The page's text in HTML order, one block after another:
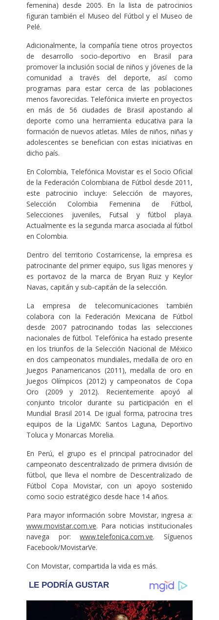
femenina) desde 2005. En la lista de patrocinios
figuran también el Museo del Fútbol y el Museo de
Pelé.
Adicionalmente, la compañía tiene otros proyectos
de desarrollo socio-deportivo en Brasil para
promover la inclusión social de niños y jóvenes de la
comunidad a través del deporte, así como
programas para estar cerca de las poblaciones
menos favorecidas. Telefónica invierte en proyectos
en más de 56 ciudades de Brasil apostando al
deporte como una herramienta educativa para la
formación de nuevos atletas. Miles de niños, niñas y
adolescentes se benefician con estas iniciativas en
dicho país.
En Colombia, Telefónica Movistar es el Socio Oficial
de la Federación Colombiana de Fútbol desde 2011,
este patrocinio incluye: Selección de mayores,
Selección Colombia Femenina de Fútbol,
Selecciones juveniles, Futsal y fútbol playa.
Actualmente es la segunda marca asociada al fútbol
en Colombia.
Dentro del territorio Costarricense, la empresa es
patrocinante del primer equipo, sus ligas menores y
es portavoz de la marca de Bryan Ruiz y Keylor
Navas, capitán y sub-capitán de la selección.
La empresa de telecomunicaciones también
colabora con la Federación Mexicana de Fútbol
desde 2007 patrocinando todas las selecciones
nacionales de fútbol. Telefónica ha estado presente
en los triunfos de la Selección Nacional de México
en dos campeonatos mundiales, medalla de oro en
Juegos Panamericanos (2011), medalla de oro en
Juegos Olímpicos (2012) y campeonatos de Copa
Oro (2009 y 2012). Recientemente apoyó al
conjunto tricolor durante su participación en el
Mundial Brasil 2014. De igual forma, patrocina tres
equipos de la LigaMX: Santos Laguna, Deportivo
Toluca y Monarcas Morelia.
En Perú, el grupo es el principal patrocinador del
campeonato descentralizado de primera división de
fútbol, que lleva el nombre de Descentralizado de
Fútbol Copa Movistar, con un apoyo sostenido
como socio estratégico desde hace 14 años.
Para mayor información sobre Movistar, ingresa a:
www.movistar.com.ve. Para noticias institucionales
navega por:www.telefonica.com.ve. Síguenos
Facebook/MovistarVe.
Con Movistar, compartida la vida es más.